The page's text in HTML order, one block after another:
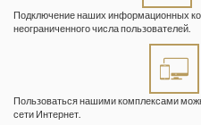
Подключение наших информационных
неограниченного числа пользователей.
Пользоваться нашими комплексами
сети Интернет.